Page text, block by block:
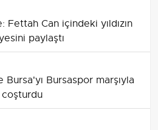
Fettah Can içindeki yıldızın
paylaştı
Bursaspor marşıyla
coşturdu